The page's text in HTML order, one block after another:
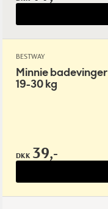
BESTWAY
Minnie badevinger
19-30 kg
DKK 39,-